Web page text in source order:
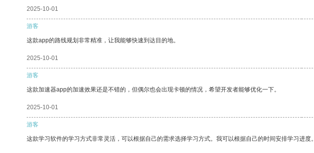
2025-10-01
游客
这款app的路线规划非常精准，让我能够快速到达目的地。
2025-10-01
游客
这款加速器app的加速效果还是不错的，但偶尔也会出现卡顿的情况，希望开发者能够优化一下。
2025-10-01
游客
这款学习软件的学习方式非常灵活，可以根据自己的需求选择学习方式。我可以根据自己的时间安排学习进度。